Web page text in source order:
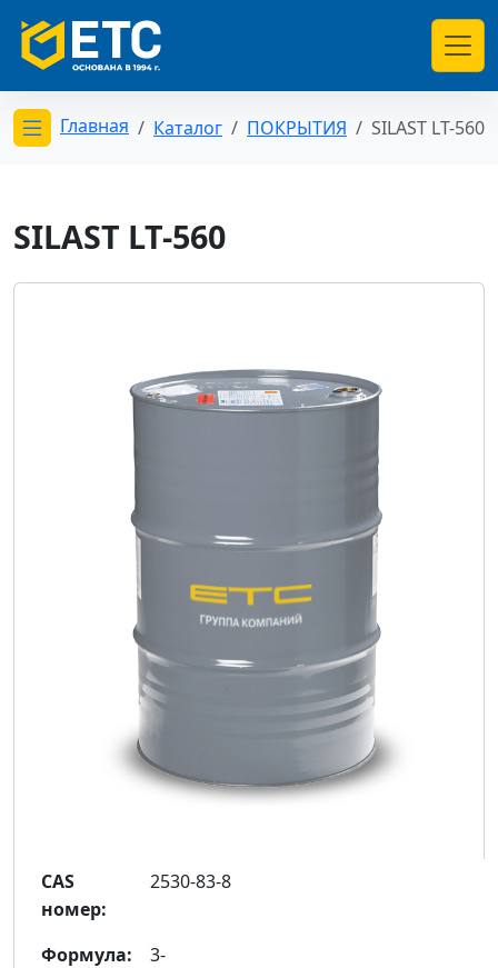
Открыть меню категорий
Главная Каталог ПОКРЫТИЯ SILAST LT-560
SILAST LT-560
CAS
номер:
2530-83-8
Формула:
3-